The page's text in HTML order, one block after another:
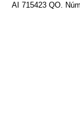
AI 715423 QO.